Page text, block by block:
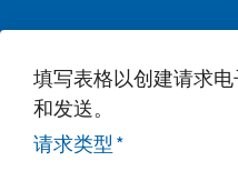
填写表格以创建请求
和发送。
请求类型 *